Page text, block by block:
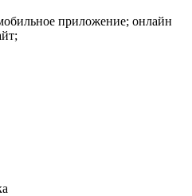
приложение; онлайн